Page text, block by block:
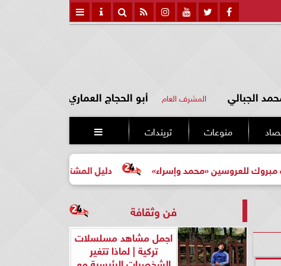
الجبالي المشرف العام أبو الحجاج العماري
منوعات تريندات 
دليل المشتري لأول مرة لاختيار مشروع «محمد وإسراء»
فن وثقافة
اجمل مشاهد مسلسلات
تركية | لماذا تتغير